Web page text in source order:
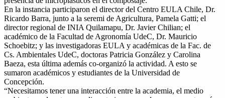
En la instancia participaron el director del Centro EULA Chile, Dr.
Ricardo Barra, junto a la seremi de Agricultura, Pamela Gatti; el
director regional de INIA Quilamapu, Dr. Javier Chilian; el
académico de la Facultad de Agronomía UdeC, Dr. Mauricio
Schoebitz; y las investigadoras EULA y académicas de la Fac. de
Cs. Ambientales UdeC, doctoras Patricia González y Carolina
Baeza, esta última además co-organizó la actividad. A esto se
sumaron académicos y estudiantes de la Universidad de
Concepción.
“Necesitamos tener una interacción entre la academia, el medio